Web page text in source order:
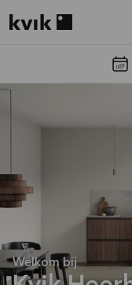
Welkom bij